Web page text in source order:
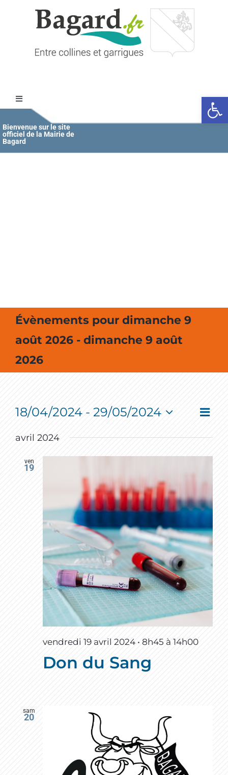
Ouvrir
Toggle
Navigation
Accueil
Bienvenue sur le site
officiel de la Mairie de
Bagard
Évènements pour dimanche 9
août 2026 - dimanche 9 août
2026
Event
Liste
18/04/2024 - 29/05/2024
Select
date.
avril 2024
ven
19
vendredi 19 avril 2024 • 8h45 à 14h00
Don du Sang
sam
20